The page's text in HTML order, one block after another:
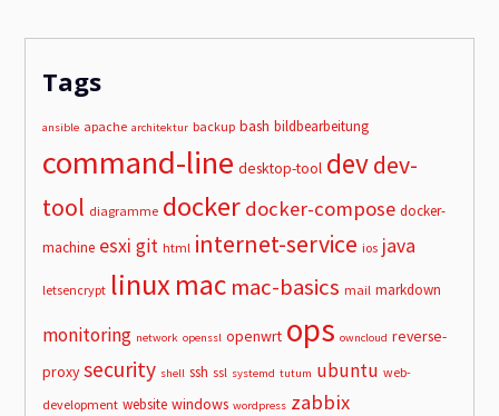
Tags
ansible apache architektur backup bash bildbearbeitung
command-line desktop-tool devdev-
tool diagramme docker docker-compose docker-
machine esxi git html internet-service ios java
letsencrypt linux mac mac-basics mail markdown
monitoring network openssl openwrt ops owncloud reverse-
proxy security shell ssh ssl systemd tutum ubuntu web-
development website windows wordpress zabbix